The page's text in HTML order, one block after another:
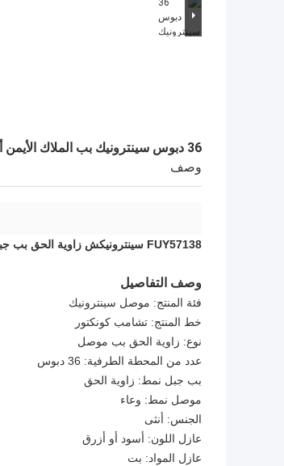
36 دبوس سينترونيك بب الملاك الأيمن أنثى موصل للطابعة
وصف
FUY57138 سينترونيكش زاوية الحق بب جبل أنثى موصل 36 دبوس رأس وعاء مع مجلس قفل
وصف التفاصيل
فئة المنتج: موصل سينترونيك
خط المنتج: تشامب كونكتور
نوع: زاوية الحق بب موصل
عدد من المحطة الطرفية: 36 دبوس
بب جبل نمط: زاوية الحق
موصل نمط: وعاء
الجنس: أنثى
عازل اللون: أسود أو أزرق
عازل المواد: بت